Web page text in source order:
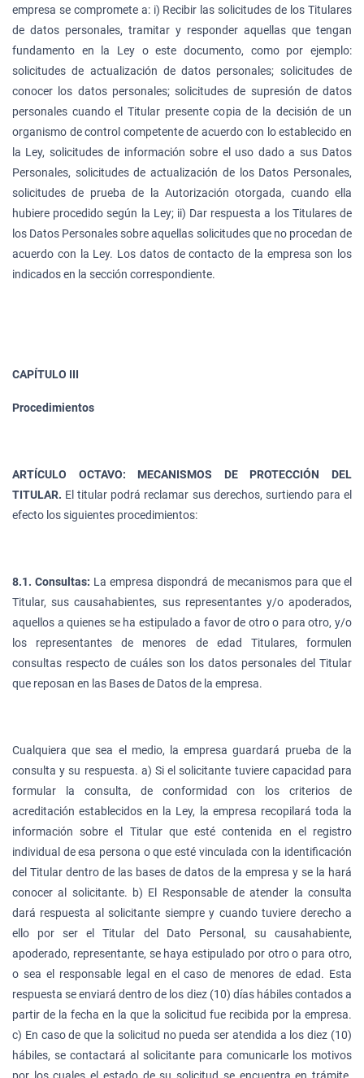
empresa se compromete a: i) Recibir las solicitudes de los Titulares
de datos personales, tramitar y responder aquellas que tengan
fundamento en la Ley o este documento, como por ejemplo:
solicitudes de actualización de datos personales; solicitudes de
conocer los datos personales; solicitudes de supresión de datos
personales cuando el Titular presente copia de la decisión de un
organismo de control competente de acuerdo con lo establecido en
la Ley, solicitudes de información sobre el uso dado a sus Datos
Personales, solicitudes de actualización de los Datos Personales,
solicitudes de prueba de la Autorización otorgada, cuando ella
hubiere procedido según la Ley; ii) Dar respuesta a los Titulares de
los Datos Personales sobre aquellas solicitudes que no procedan de
acuerdo con la Ley. Los datos de contacto de la empresa son los
indicados en la sección correspondiente.
CAPÍTULO III
Procedimientos
ARTÍCULO OCTAVO: MECANISMOS DE PROTECCIÓN DEL
TITULAR. El titular podrá reclamar sus derechos, surtiendo para el
efecto los siguientes procedimientos:
8.1. Consultas: La empresa dispondrá de mecanismos para que el
Titular, sus causahabientes, sus representantes y/o apoderados,
aquellos a quienes se ha estipulado a favor de otro o para otro, y/o
los representantes de menores de edad Titulares, formulen
consultas respecto de cuáles son los datos personales del Titular
que reposan en las Bases de Datos de la empresa.
Cualquiera que sea el medio, la empresa guardará prueba de la
consulta y su respuesta. a) Si el solicitante tuviere capacidad para
formular la consulta, de conformidad con los criterios de
acreditación establecidos en la Ley, la empresa recopilará toda la
información sobre el Titular que esté contenida en el registro
individual de esa persona o que esté vinculada con la identificación
del Titular dentro de las bases de datos de la empresa y se la hará
conocer al solicitante. b) El Responsable de atender la consulta
dará respuesta al solicitante siempre y cuando tuviere derecho a
ello por ser el Titular del Dato Personal, su causahabiente,
apoderado, representante, se haya estipulado por otro o para otro,
o sea el responsable legal en el caso de menores de edad. Esta
respuesta se enviará dentro de los diez (10) días hábiles contados a
partir de la fecha en la que la solicitud fue recibida por la empresa.
c) En caso de que la solicitud no pueda ser atendida a los diez (10)
hábiles, se contactará al solicitante para comunicarle los motivos
por los cuales el estado de su solicitud se encuentra en trámite.